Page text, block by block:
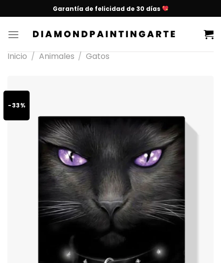
Garantía de felicidad de 30 días
Inicio / Animales / Gatos
-33%